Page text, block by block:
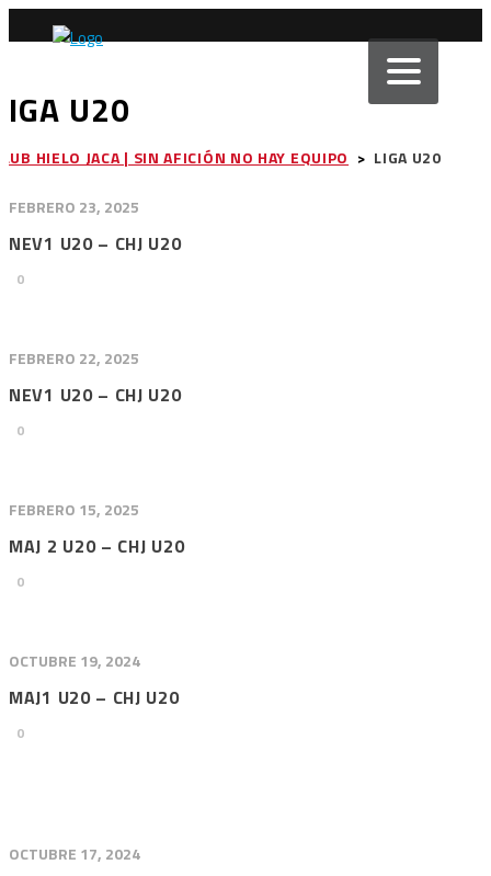
U20
HIELO JACA | SIN AFICIÓN NO HAY EQUIPO > LIGA U20
FEBRERO 23, 2025
NEV1 U20 – CHJ U20
0
FEBRERO 22, 2025
NEV1 U20 – CHJ U20
0
FEBRERO 15, 2025
MAJ 2 U20 – CHJ U20
0
OCTUBRE 19, 2024
MAJ1 U20 – CHJ U20
0
OCTUBRE 17, 2024